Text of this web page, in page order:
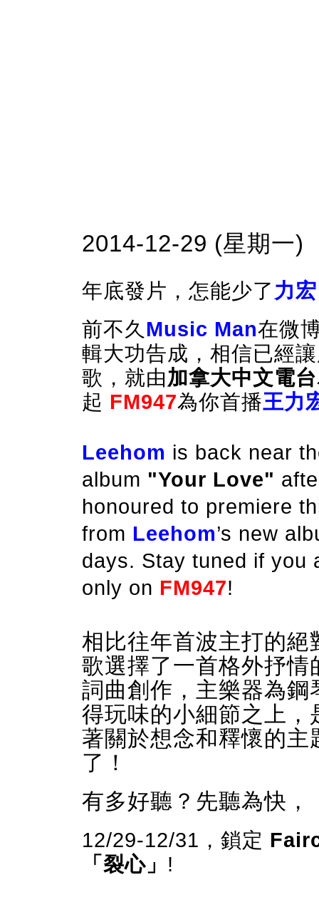
2014-12-29 (星期一)
年底發片，怎能少了 力宏
前不久 Music Man在微
輯大功告成，相信已經
歌，就由加拿大中文電台
起 FM947為你首播王力
Leehom is back near
album "Your Love"
honoured to premiere
from Leehom’s new
days. Stay tuned if you
only on FM947!
相比往年首波主打的絕
歌選擇了一首格外抒情
詞曲創作，主樂器為
得玩味的小細節之上，
著關於想念和釋懷的
了！
有多好聽？先聽為快，
12/29-12/31，鎖定
「裂心」 !